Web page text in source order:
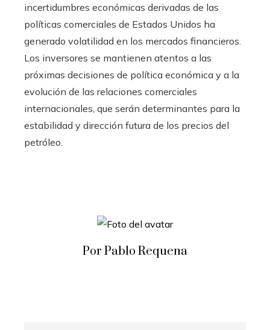
incertidumbres económicas derivadas de las
políticas comerciales de Estados Unidos ha
generado volatilidad en los mercados financieros.
Los inversores se mantienen atentos a las
próximas decisiones de política económica y a la
evolución de las relaciones comerciales
internacionales, que serán determinantes para la
estabilidad y dirección futura de los precios del
petróleo.
Por Pablo Requena